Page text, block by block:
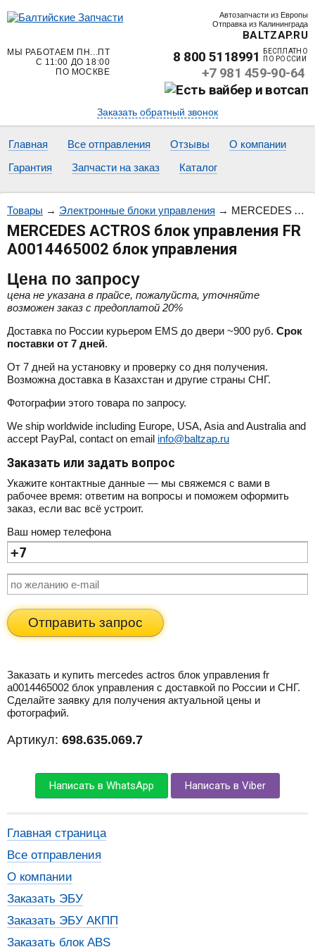
Автозапчасти из Европы
Отправка из Калининграда
BALTZAP.RU
МЫ РАБОТАЕМ ПН...ПТ
С 11:00 ДО 18:00
ПО МОСКВЕ
8 800 5118991
БЕСПЛАТНО
ПО РОССИИ
+7 981 459-90-64
Заказать обратный звонок
Главная Все отправления Отзывы
О компании
Гарантия
Запчасти на заказ Каталог
Товары → Электронные блоки управления → MERCEDES ACTROS блок управления FR A0014465002 блок управления
MERCEDES ACTROS блок управления FR
A0014465002 блок управления
Цена по запросу
цена не указана в прайсе, пожалуйста, уточняйте
возможен заказ с предоплатой 20%
Доставка по России курьером EMS до двери ~900 руб. Срок
поставки от 7 дней.
От 7 дней на установку и проверку со дня получения.
Возможна доставка в Казахстан и другие страны СНГ.
Фотографии этого товара по запросу.
We ship worldwide including Europe, USA, Asia and Australia and
accept PayPal, contact on email info@baltzap.ru
Заказать или задать вопрос
Укажите контактные данные — мы свяжемся с вами в
рабочее время: ответим на вопросы и поможем оформить
заказ, если вас всё устроит.
Ваш номер телефона
Отправить запрос
Заказать и купить mercedes actros блок управления fr
a0014465002 блок управления с доставкой по России и СНГ.
Сделайте заявку для получения актуальной цены и
фотографий.
Артикул: 698.635.069.7
Написать в WhatsApp Написать в Viber
Главная страница
Все отправления
О компании
Заказать ЭБУ
Заказать ЭБУ АКПП
Заказать блок ABS